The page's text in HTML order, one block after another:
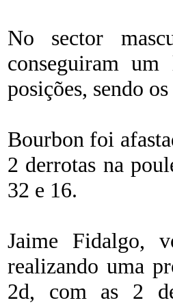
No sector
conseguiram
posições, sendo
Bourbon foi
2 derrotas na
32 e 16.
Jaime Fidalgo,
realizando uma
2d, com as 2